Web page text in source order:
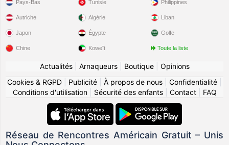
Pays-Bas
Autriche
Japon
Chine
Tunisie
Algérie
Égypte
Koweït
Philippines
Liban
Golfe
Toute la liste
Actualités| Arnaqueurs| Boutique| Opinions
Cookies & RGPD
Publicité À propos de nous Confidentialité
Conditions d'utilisation| Sécurité des enfants| Contact| FAQ
Réseau de Rencontres Américain Gratuit – Unis